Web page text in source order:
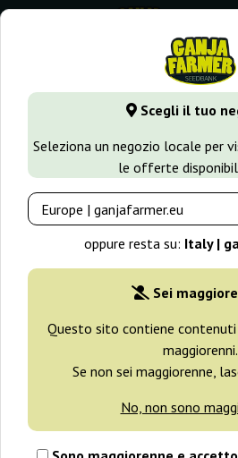
Scegli il tuo
Seleziona un negozio locale per
le offerte
oppure resta su: Italy |
Sei
Questo sito contiene
maggiorenni.
Se non sei maggiorenne,
No, non sono
GanjaFarmer.it Tipi di Semi
-25%
+ omaggi